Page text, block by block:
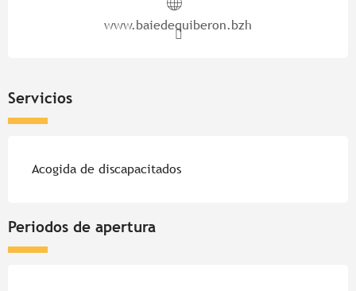
www.baiedequiberon.bzh
Servicios
Acogida de discapacitados
Periodos de apertura